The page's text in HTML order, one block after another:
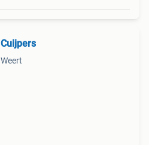
Cuijpers
Weert